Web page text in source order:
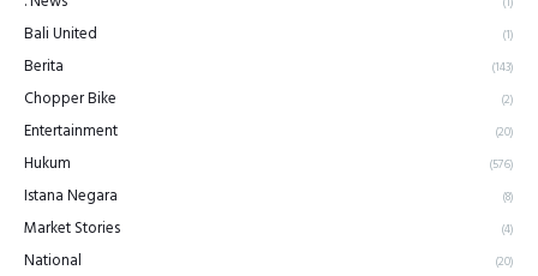
Bali United (1)
Berita (143)
Chopper Bike (2)
Entertainment (20)
Hukum (576)
Istana Negara (8)
Market Stories (4)
National (20)